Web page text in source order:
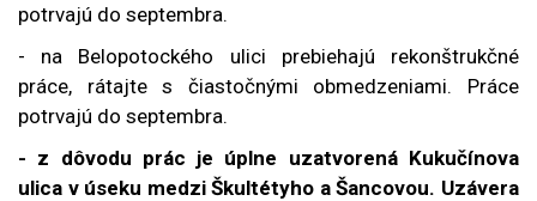
potrvajú do septembra.
- na Belopotockého ulici prebiehajú rekonštrukčné
práce, rátajte s čiastočnými obmedzeniami. Práce
potrvajú do septembra.
- z dôvodu prác je úplne uzatvorená Kukučínova
ulica v úseku medzi Škultétyho a Šancovou. Uzávera